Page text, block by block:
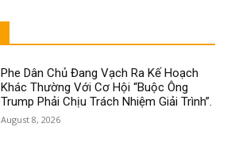
Phe Dân Chủ Đang Vạch Ra Kế Hoạch
Khác Thường Với Cơ Hội “Buộc Ông
Trump Phải Chịu Trách Nhiệm Giải Trình”.
August 8, 2026